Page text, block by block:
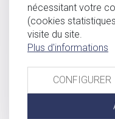
Pesée des stupéfiants
appliquer ?
Perte de gains futurs :
emploi
Affaire Lyhanna : la
nécessitant votre
(cookies
visite du site.
Plus d'informations
CONFIGURER